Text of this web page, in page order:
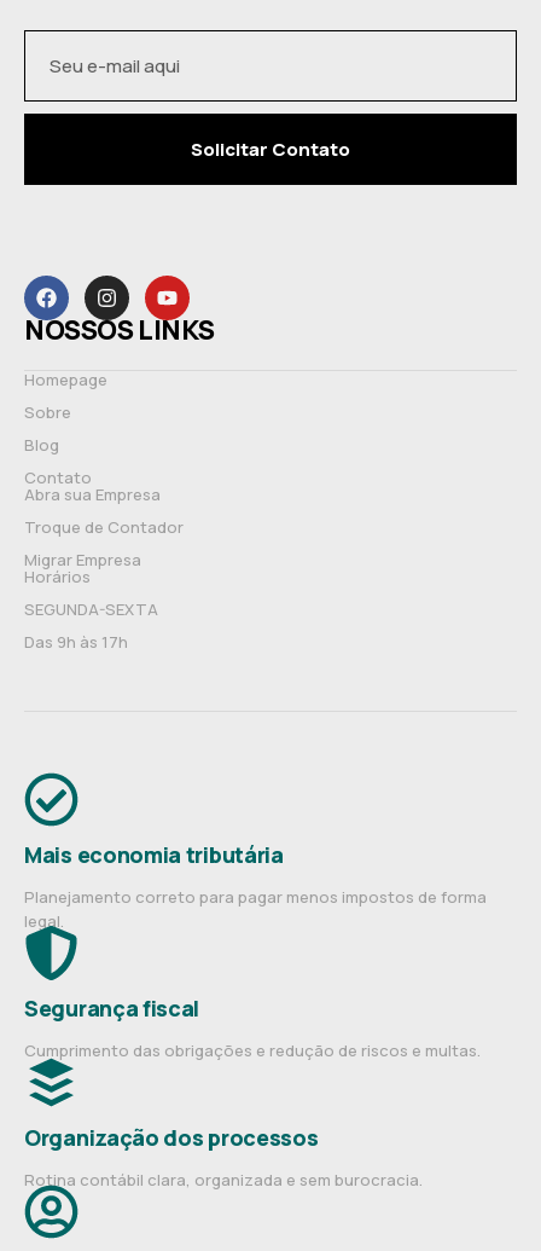
Solicitar Contato
NOSSOS LINKS
Homepage
Sobre
Blog
Contato
Abra sua Empresa
Troque de Contador
Migrar Empresa
Horários
SEGUNDA-SEXTA
Das 9h às 17h
Mais economia tributária
Planejamento correto para pagar menos impostos de forma
legal.
Segurança fiscal
Cumprimento das obrigações e redução de riscos e multas.
Organização dos processos
Rotina contábil clara, organizada e sem burocracia.